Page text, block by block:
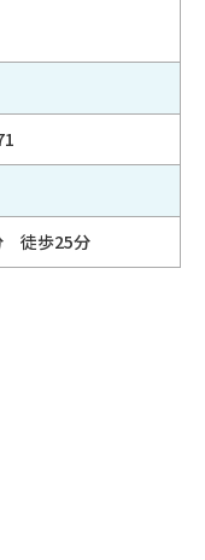
徒歩25分